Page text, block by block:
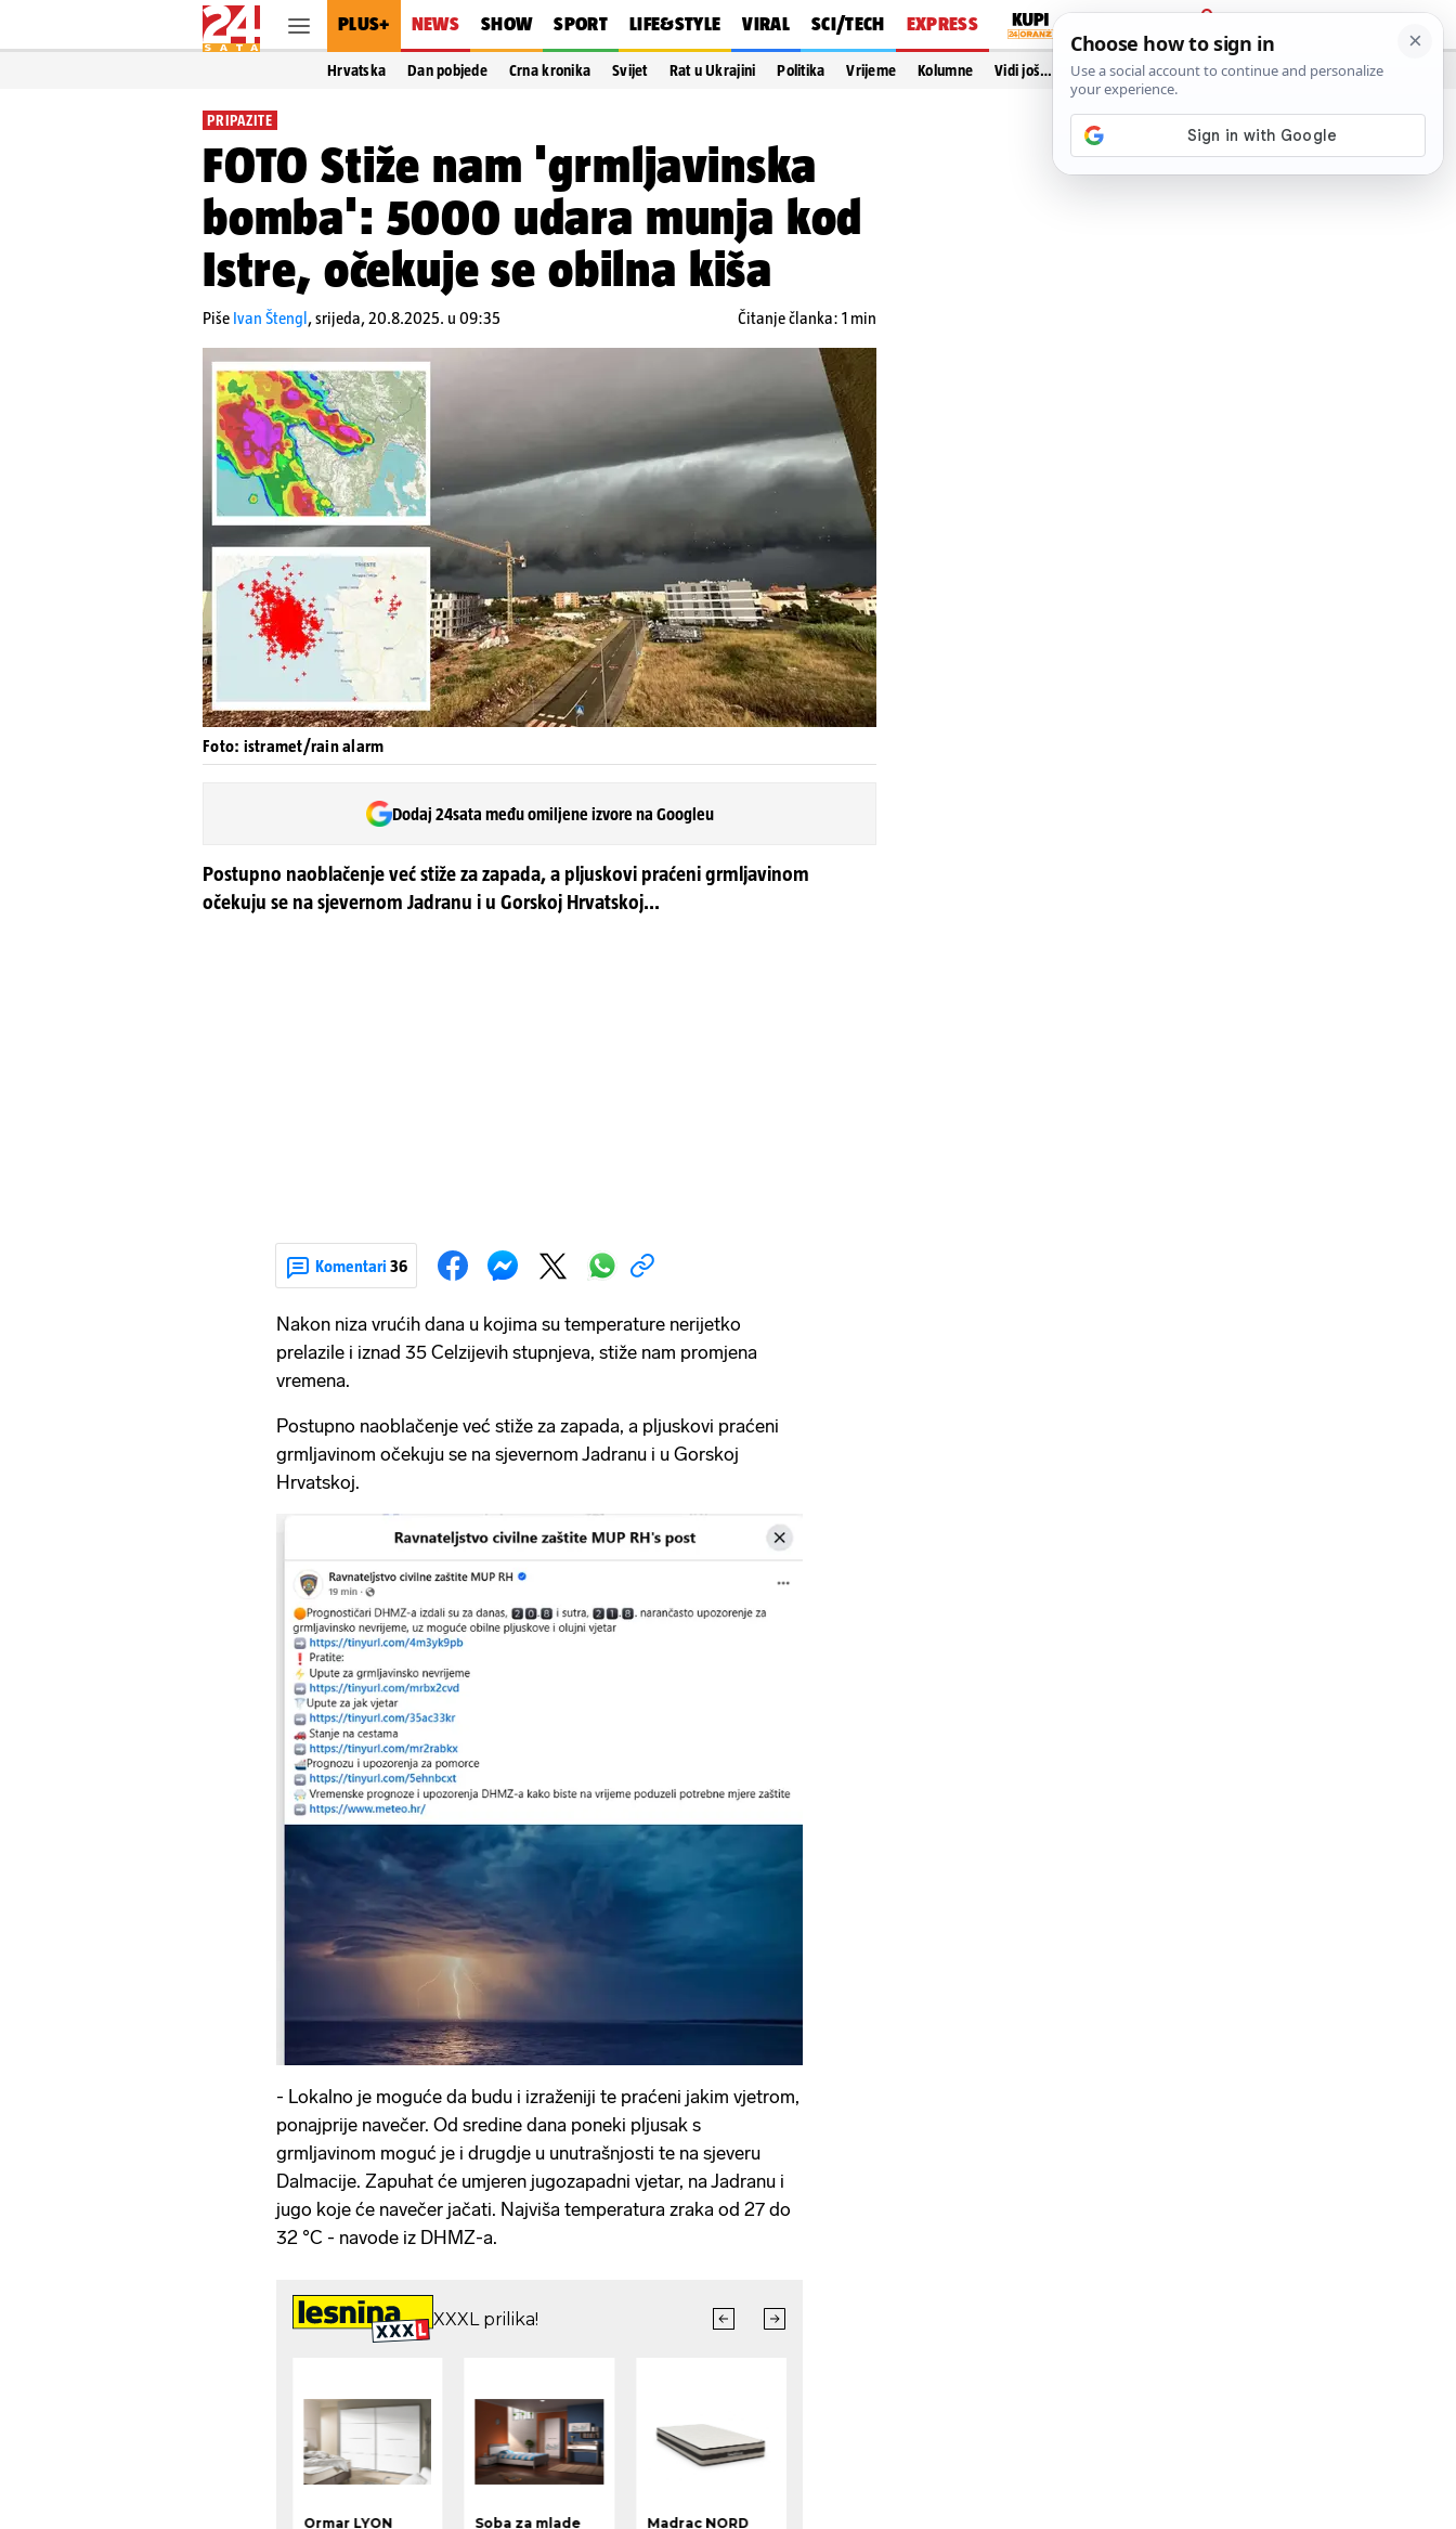
PLUS+ NEWS SHOW SPORT LIFE&STYLE VIRAL SCI/TECH EXPRESS
PRIJAVA
Hrvatska Dan pobjede Crna kronika Svijet Rat u Ukrajini Politika Vrijeme Kolumne Vidi još…
PRIPAZITE
FOTO Stiže nam 'grmljavinska
bomba': 5000 udara munja kod
Istre, očekuje se obilna kiša
Piše Ivan Štengl,srijeda, 20.8.2025. u 09:35 Čitanje članka: 1 min
Foto: istramet/rain alarm
Dodaj 24sata među omiljene izvore na Googleu
Postupno naoblačenje već stiže za zapada, a pljuskovi praćeni grmljavinom
očekuju se na sjevernom Jadranu i u Gorskoj Hrvatskoj...
Komentari 36
Nakon niza vrućih dana u kojima su temperature nerijetko
prelazile i iznad 35 Celzijevih stupnjeva, stiže nam promjena
vremena.
Postupno naoblačenje već stiže za zapada, a pljuskovi praćeni
grmljavinom očekuju se na sjevernom Jadranu i u Gorskoj
Hrvatskoj.
- Lokalno je moguće da budu i izraženiji te praćeni jakim vjetrom,
ponajprije navečer. Od sredine dana poneki pljusak s
grmljavinom moguć je i drugdje u unutrašnjosti te na sjeveru
Dalmacije. Zapuhat će umjeren jugozapadni vjetar, na Jadranu i
jugo koje će navečer jačati. Najviša temperatura zraka od 27 do
32 °C - navode iz DHMZ-a.